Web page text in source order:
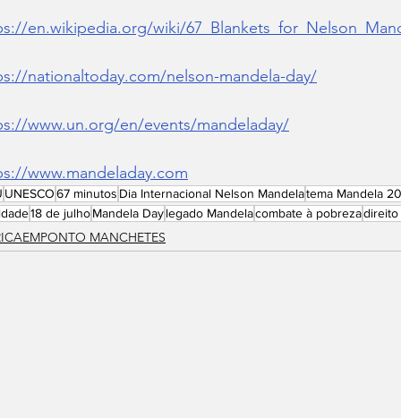
en.wikipedia.org/wiki/
nationaltoday.com/nelson-mandela-day/
www.un.org/en/events/mandeladay/
www.mandeladay.com
UNESCO67 minutos Dia Internacional Nelson Mandelatema Mandela
18 de julhoMandela Daylegado Mandelacombate à pobrezadireito
MANCHETES